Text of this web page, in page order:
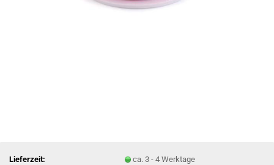
Lieferzeit:
ca. 3 - 4 Werktage